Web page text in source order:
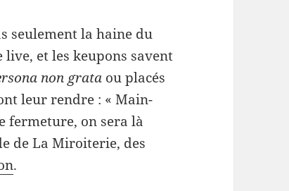
seule­ment la haine du
et les keupons savent
non grata ou placés
leur ren­dre : « Main­
fer­me­ture, on sera là
de La Miroi­terie, des
.